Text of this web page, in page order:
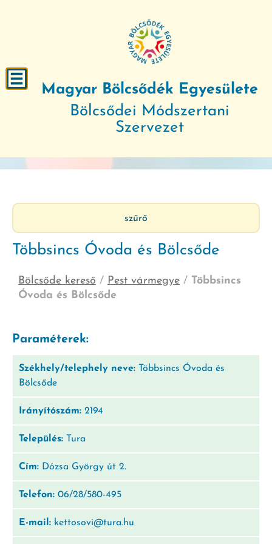
Magyar Bölcsődék Egyesülete
Bölcsődei Módszertani
Szervezet
szűrő
Többsincs Óvoda és Bölcsőde
Bölcsőde kereső / Pest vármegye / Többsincs
Óvoda és Bölcsőde
Paraméterek:
Székhely/telephely neve: Többsincs Óvoda és
Bölcsőde
Irányítószám: 2194
Település: Tura
Cím: Dózsa György út 2.
Telefon: 06/28/580-495
E-mail: kettosovi@tura.hu